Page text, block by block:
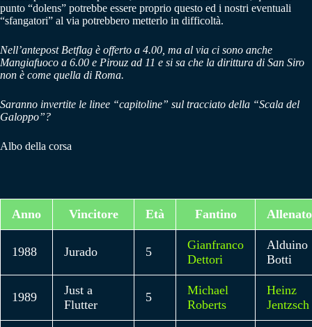
punto “dolens” potrebbe essere proprio questo ed i nostri eventuali
“sfangatori” al via potrebbero metterlo in difficoltà.
Nell’antepost Betflag è offerto a 4.00, ma al via ci sono anche
Mangiafuoco a 6.00 e Pirouz ad 11 e si sa che la dirittura di San Siro
non è come quella di Roma.
Saranno invertite le linee “capitoline” sul tracciato della “Scala del
Galoppo”?
Albo della corsa
Anno Vincitore Età Fantino
1988 Jurado 5
Gianfranco
Dettori
Alduino
Botti
1989
Just a
Flutter
5
Michael
Roberts
Heinz
Jentzsch